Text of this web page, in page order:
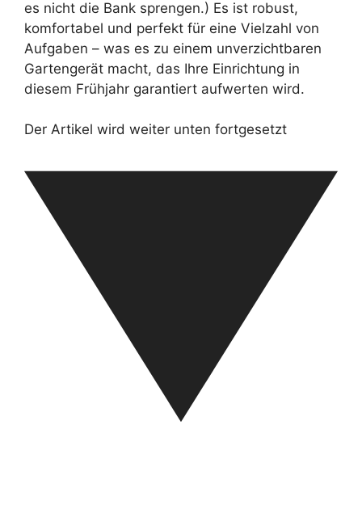
es nicht die Bank sprengen.) Es ist robust,
komfortabel und perfekt für eine Vielzahl von
Aufgaben – was es zu einem unverzichtbaren
Gartengerät macht, das Ihre Einrichtung in
diesem Frühjahr garantiert aufwerten wird.
Der Artikel wird weiter unten fortgesetzt